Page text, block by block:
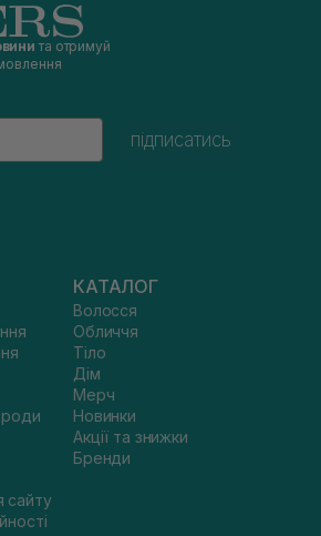
та отримуй
підписатись
сайту
КАТАЛОГ
Волосся
Обличчя
Тіло
Дім
Мерч
Новинки
Акції та знижки
Бренди